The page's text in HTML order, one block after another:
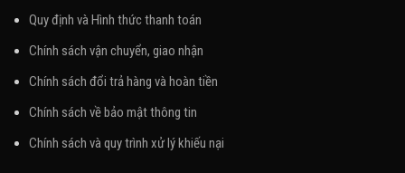
Quy định và Hình thức thanh toán
Chính sách vận chuyển, giao nhận
Chính sách đổi trả hàng và hoàn tiền
Chính sách về bảo mật thông tin
Chính sách và quy trình xử lý khiếu nại